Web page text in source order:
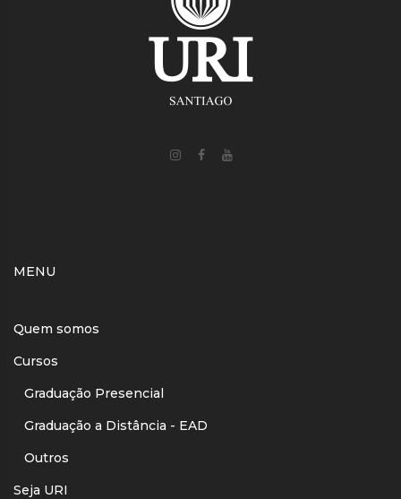
MENU
Quem somos
Cursos
Graduação Presencial
Graduação a Distância - EAD
Outros
Seja URI